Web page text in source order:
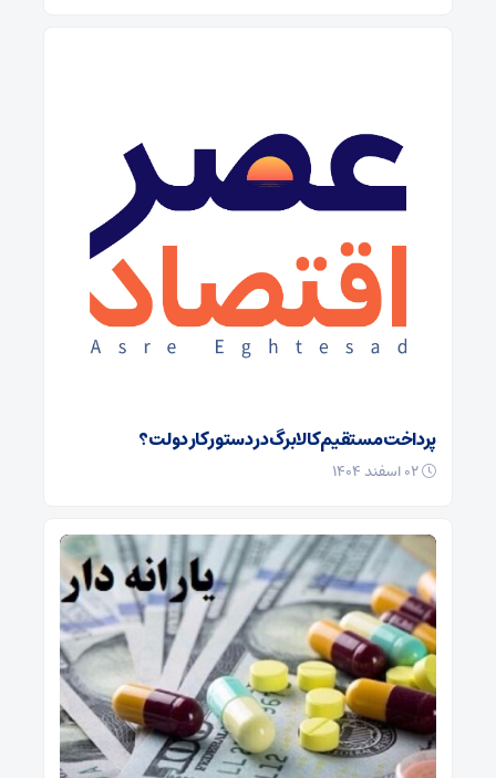
پرداخت مستقیم کالابرگ در دستور کار دولت؟